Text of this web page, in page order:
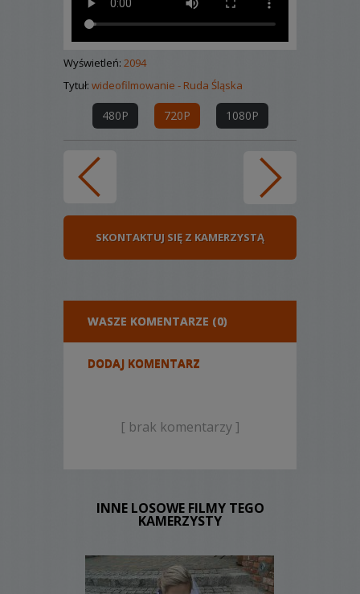
Wyświetleń: 2094
Tytuł: wideofilmowanie - Ruda Śląska
480P 720P 1080P
SKONTAKTUJ SIĘ Z KAMERZYSTĄ
WASZE KOMENTARZE (0)
DODAJ KOMENTARZ
[ brak komentarzy ]
INNE LOSOWE FILMY TEGO
KAMERZYSTY